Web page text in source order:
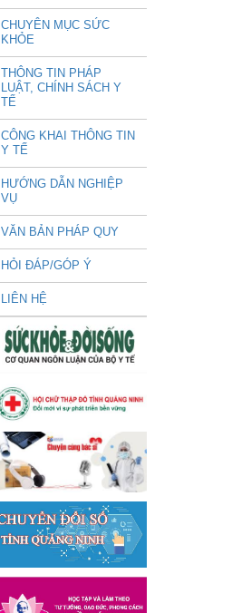
CHUYÊN MỤC SỨC
KHỎE
THÔNG TIN PHÁP
LUẬT, CHÍNH SÁCH Y
TẾ
CÔNG KHAI THÔNG TIN
Y TẾ
HƯỚNG DẪN NGHIỆP
VỤ
VĂN BẢN PHÁP QUY
HỎI ĐÁP/GÓP Ý
LIÊN HỆ